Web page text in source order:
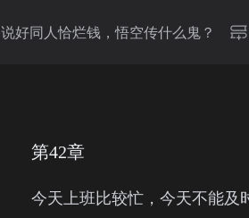
说好同人恰烂钱，悟空传什么鬼？